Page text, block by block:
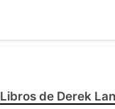
Libros de Derek